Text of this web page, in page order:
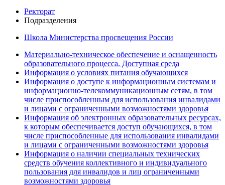
Ректорат
Подразделения
Школа Министерства просвещения России
Материально-техническое обеспечение и оснащенность
образовательного процесса. Доступная среда
Информация о условиях питания обучающихся
Информация о доступе к информационным системам и
информационно-телекоммуникационным сетям, в том
числе приспособленным для использования инвалидами
и лицами с ограниченными возможностями здоровья
Информация об электронных образовательных ресурсах,
к которым обеспечивается доступ обучающихся, в том
числе приспособленные для использования инвалидами
и лицами с ограниченными возможностями здоровья
Информация о наличии специальных технических
средств обучения коллективного и индивидуального
пользования для инвалидов и лиц ограниченными
возможностями здоровья